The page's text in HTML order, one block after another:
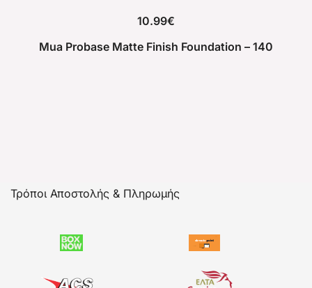
10.99€
Mua Probase Matte Finish Foundation – 140
Τρόποι Αποστολής & Πληρωμής